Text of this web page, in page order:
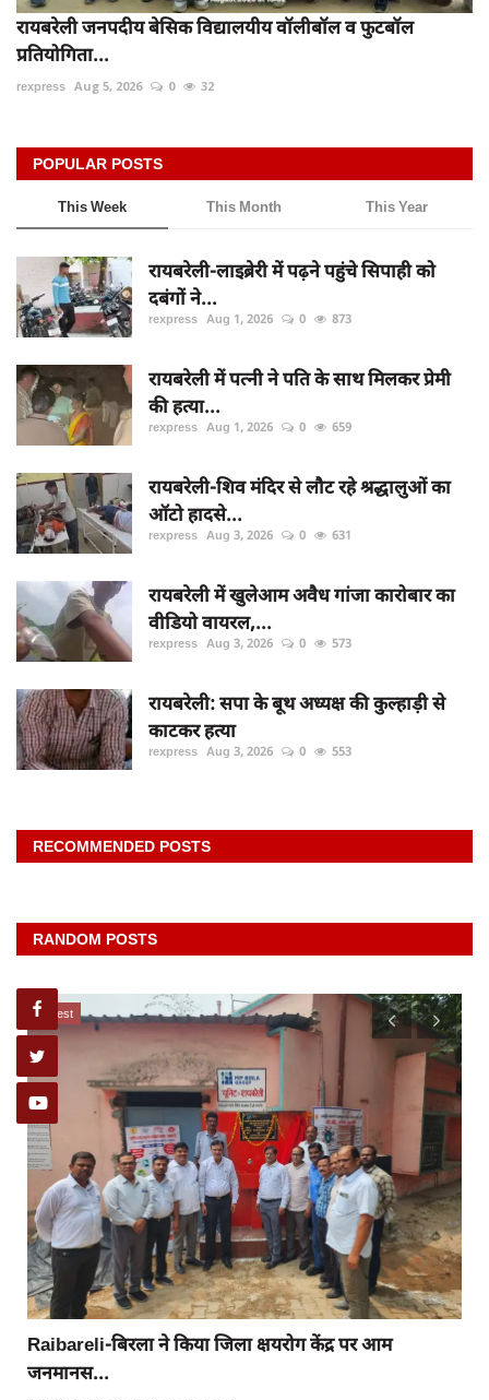
रायबरेली जनपदीय बेसिक विद्यालयीय वॉलीबॉल व फुटबॉल
प्रतियोगिता...
rexpress Aug 5, 2026 0 32
POPULAR POSTS
This Week This Month This Year
रायबरेली-लाइब्रेरी में पढ़ने पहुंचे सिपाही को
दबंगों ने...
rexpress Aug 1, 2026 0 873
रायबरेली में पत्नी ने पति के साथ मिलकर प्रेमी
की हत्या...
rexpress Aug 1, 2026 0 659
रायबरेली-शिव मंदिर से लौट रहे श्रद्धालुओं का
ऑटो हादसे...
rexpress Aug 3, 2026 0 631
रायबरेली में खुलेआम अवैध गांजा कारोबार का
वीडियो वायरल,...
rexpress Aug 3, 2026 0 573
रायबरेली: सपा के बूथ अध्यक्ष की कुल्हाड़ी से
काटकर हत्या
rexpress Aug 3, 2026 0 553
RECOMMENDED POSTS
RANDOM POSTS
latest
Raibareli-बिरला ने किया जिला क्षयरोग केंद्र पर आम
जनमानस...